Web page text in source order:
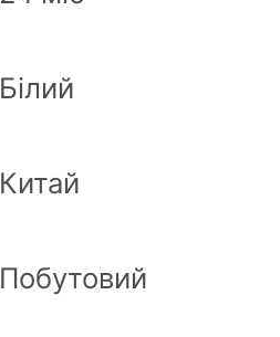
Білий
Китай
Побутовий